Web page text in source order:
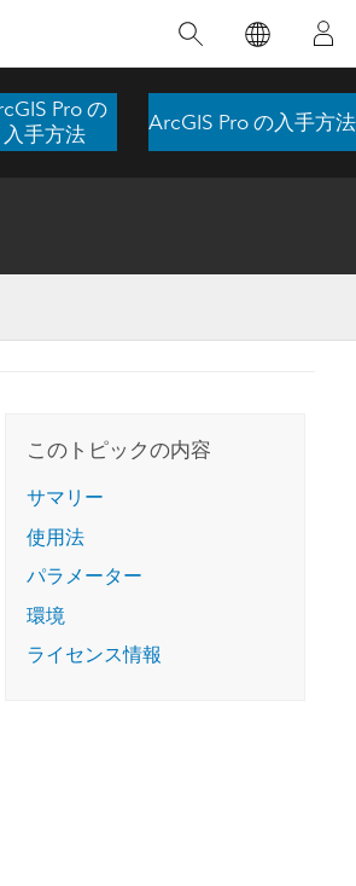
います。 技術がどのようなものかを
ップを試したり、製品の機能を調べた
Pro の詳細
に使用される空間統計技術を探索
探索
ションを構築し、重要な救助活動を
リーを読む
イノベーションへの取り
組み
ーメーション
注目
Pro の
入手方法
ArcGIS Pro の入手方法
このトピックの内容
サマリー
使用法
パラメーター
環境
ライセンス情報